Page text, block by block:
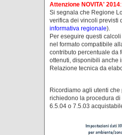
Attenzione NOVITA' 2014:
Si segnala che Regione
verifica dei vincoli previsti
informativa regionale).
Per eseguire questi
nel formato compatibile
contributo percentuale da
ottenuti, disponibili anche
Relazione tecnica da
Ricordiamo agli utenti
richiedono la procedura
6.5.04 o 7.5.03